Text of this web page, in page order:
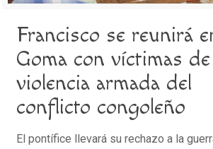
Francisco se reunirá
Goma con víctimas
violencia armada del
conflicto congoleño
El pontífice llevará su rechazo a la